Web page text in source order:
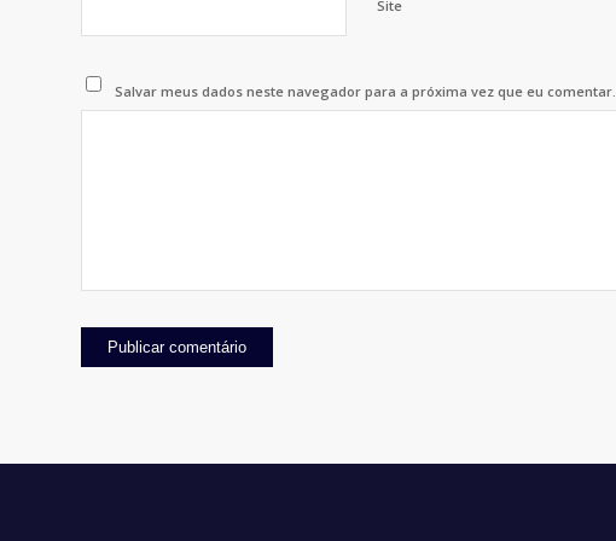
Site
Salvar meus dados neste navegador para a próxima vez que eu comentar.